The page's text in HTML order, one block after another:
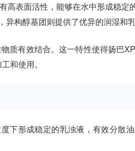
表面活性，能够在水中形成稳定
构醇基团则提供了优异的润湿和乳
质有效结合。这一特性使得扬巴
和使用。
下形成稳定的乳浊液，有效分散